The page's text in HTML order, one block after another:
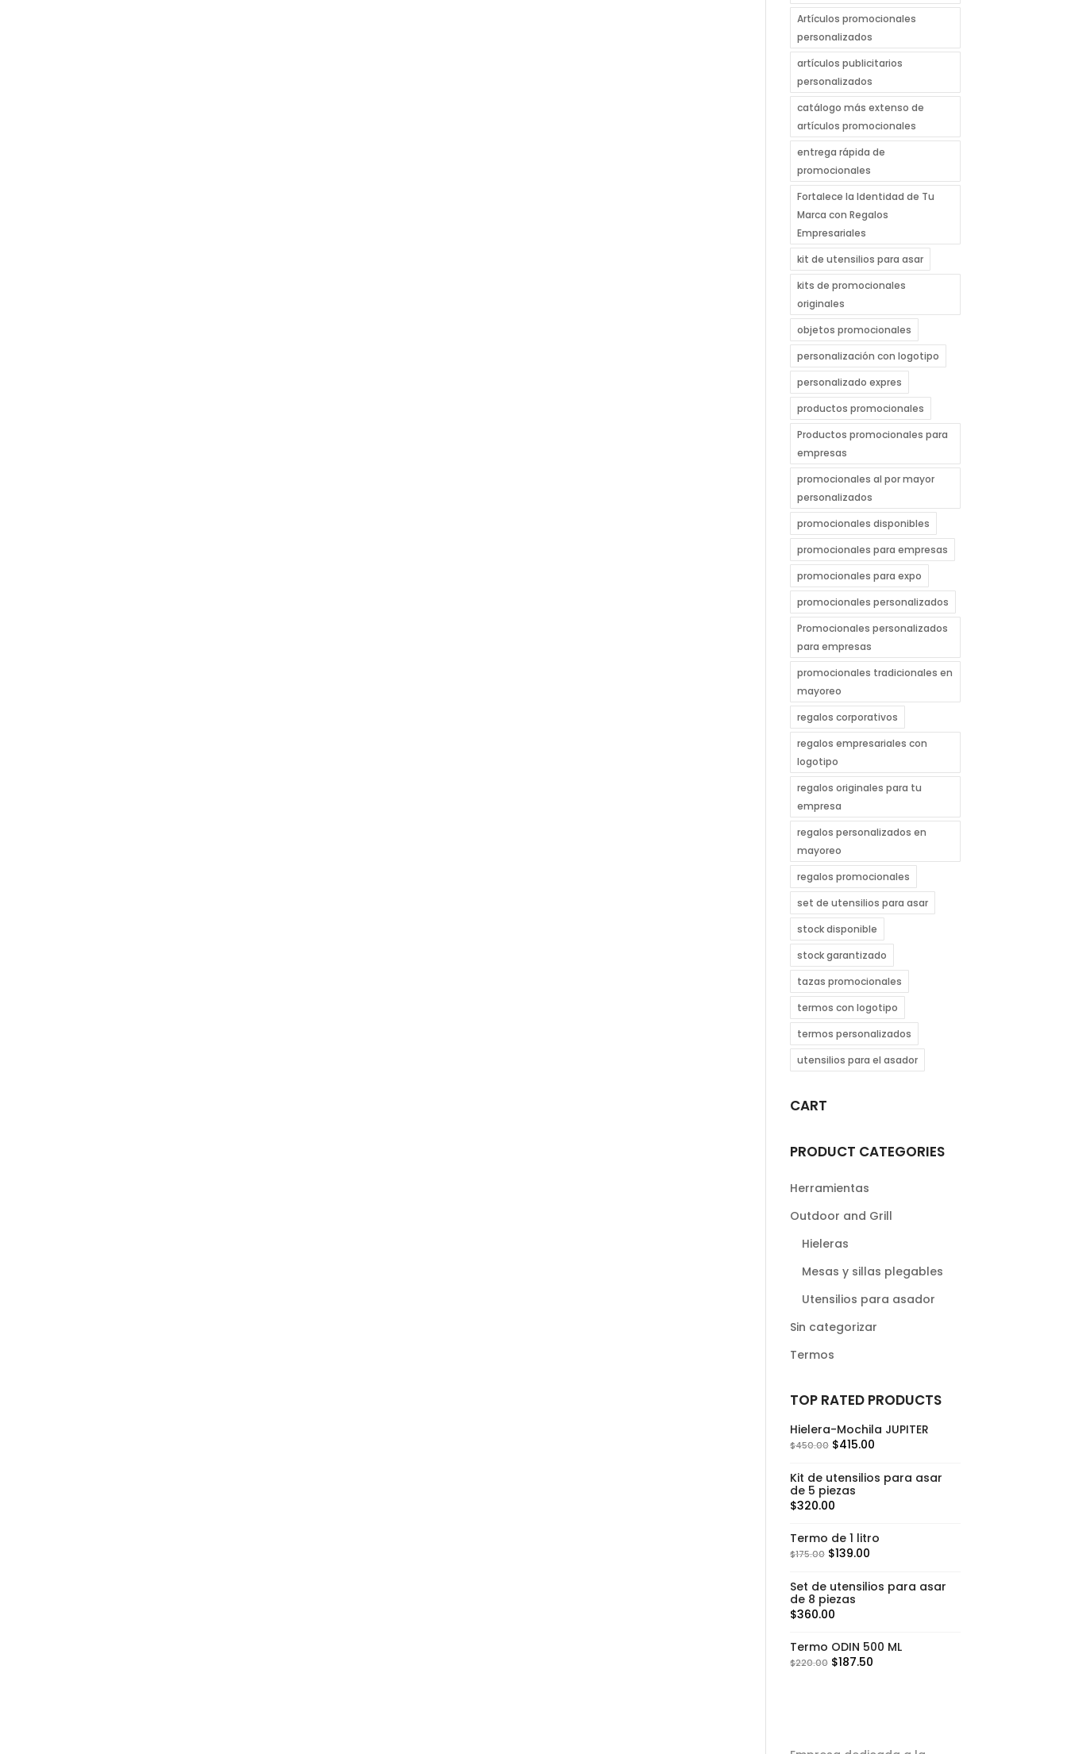
Artículos promocionales
personalizados
artículos publicitarios
personalizados
catálogo más extenso de
artículos promocionales
entrega rápida de
promocionales
Fortalece la Identidad de Tu
Marca con Regalos
Empresariales
kit de utensilios para asar
kits de promocionales
originales
objetos promocionales
personalización con logotipo
personalizado expres
productos promocionales
Productos promocionales para
empresas
promocionales al por mayor
personalizados
promocionales disponibles
promocionales para empresas
promocionales para expo
promocionales personalizados
Promocionales personalizados
para empresas
promocionales tradicionales en
mayoreo
regalos corporativos
regalos empresariales con
logotipo
regalos originales para tu
empresa
regalos personalizados en
mayoreo
regalos promocionales
set de utensilios para asar
stock disponible
stock garantizado
tazas promocionales
termos con logotipo
termos personalizados
utensilios para el asador
CART
PRODUCT CATEGORIES
Herramientas
Outdoor and Grill
Hieleras
Mesas y sillas plegables
Utensilios para asador
Sin categorizar
Termos
TOP RATED PRODUCTS
Hielera-Mochila JUPITER
$450.00 $415.00
Kit de utensilios para asar
de 5 piezas
$320.00
Termo de 1 litro
$175.00 $139.00
Set de utensilios para asar
de 8 piezas
$360.00
Termo ODIN 500 ML
$220.00 $187.50